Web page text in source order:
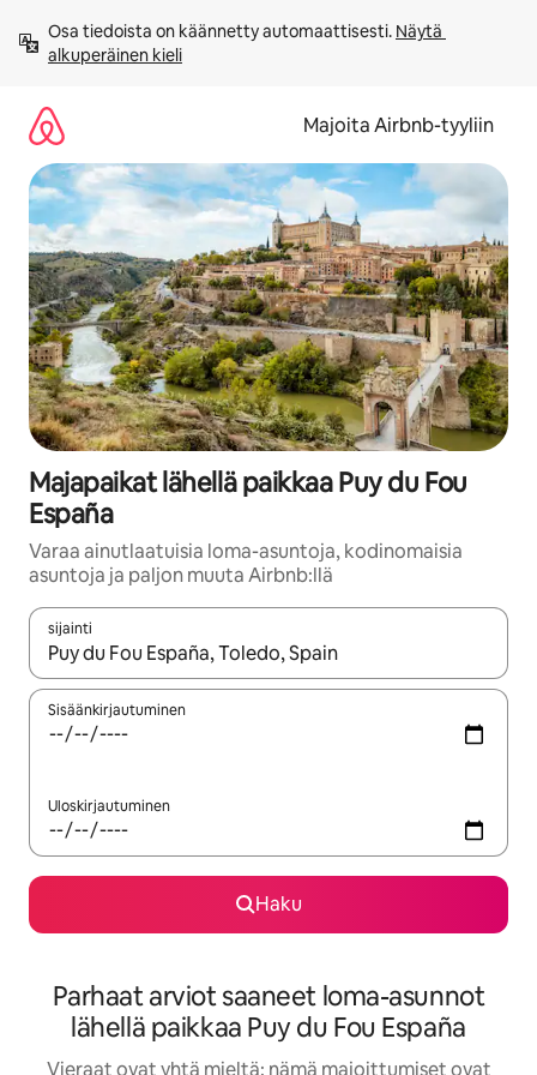
sisältö
väliin
Osa tiedoista on käännetty automaattisesti. Näytä
alkuperäinen kieli
Majoita Airbnb-tyyliin
Majapaikat lähellä paikkaa Puy du Fou
España
Varaa ainutlaatuisia loma-asuntoja, kodinomaisia
asuntoja ja paljon muuta Airbnb:llä
sijainti
Kun tulokset ovat saatavilla, navigoi ylös- ja alas-
Sisäänkirjautuminen
Uloskirjautuminen
Haku
Parhaat arviot saaneet loma-asunnot
lähellä paikkaa Puy du Fou España
Vieraat ovat yhtä mieltä: nämä majoittumiset ovat